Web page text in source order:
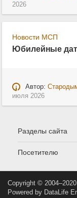
2026
Новости МСП
Юбилейные
Автор:
июля 2026
Разделы сайта
Посетителю
Copyright © 2004–2020
Powered by DataLife